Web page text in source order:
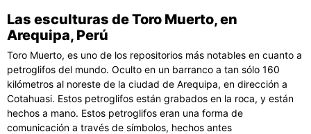
Las esculturas de Toro Muerto, en
Arequipa, Perú
Toro Muerto, es uno de los repositorios más notables en cuanto a
petroglifos del mundo. Oculto en un barranco a tan sólo 160
kilómetros al noreste de la ciudad de Arequipa, en dirección a
Cotahuasi. Estos petroglifos están grabados en la roca, y están
hechos a mano. Estos petroglifos eran una forma de
comunicación a través de símbolos, hechos antes